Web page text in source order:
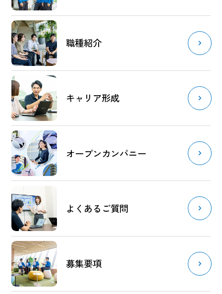
職種紹介
キャリア形成
オープンカンパニー
よくあるご質問
募集要項